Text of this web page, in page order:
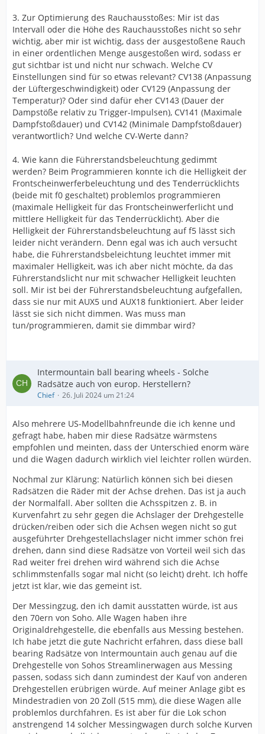
3. Zur Optimierung des Rauchausstoßes: Mir ist das
Intervall oder die Höhe des Rauchausstoßes nicht so sehr
wichtig, aber mir ist wichtig, dass der ausgestoßene Rauch
in einer ordentlichen Menge ausgestoßen wird, sodass er
gut sichtbar ist und nicht nur schwach. Welche CV
Einstellungen sind für so etwas relevant? CV138 (Anpassung
der Lüftergeschwindigkeit) oder CV129 (Anpassung der
Temperatur)? Oder sind dafür eher CV143 (Dauer der
Dampstöße relativ zu Trigger-Impulsen), CV141 (Maximale
Dampfstoßdauer) und CV142 (Minimale Dampfstoßdauer)
verantwortlich? Und welche CV-Werte dann?
4. Wie kann die Führerstandsbeleuchtung gedimmt
werden? Beim Programmieren konnte ich die Helligkeit der
Frontscheinwerferbeleuchtung und des Tenderrücklichts
(beide mit f0 geschaltet) problemlos programmieren
(maximale Helligkeit für das Frontscheinwerferlicht und
mittlere Helligkeit für das Tenderrücklicht). Aber die
Helligkeit der Führerstandsbeleuchtung auf f5 lässt sich
leider nicht verändern. Denn egal was ich auch versucht
habe, die Führerstandsbeleichtung leuchtet immer mit
maximaler Helligkeit, was ich aber nicht möchte, da das
Führerstandslicht nur mit schwacher Helligkeit leuchten
soll. Mir ist bei der Führerstandsbeleuchtung aufgefallen,
dass sie nur mit AUX5 und AUX18 funktioniert. Aber leider
lässt sie sich nicht dimmen. Was muss man
tun/programmieren, damit sie dimmbar wird?
Intermountain ball bearing wheels - Solche
Radsätze auch von europ. Herstellern?
Chief 26. Juli 2024 um 21:24
Also mehrere US-Modellbahnfreunde die ich kenne und
gefragt habe, haben mir diese Radsätze wärmstens
empfohlen und meinten, dass der Unterschied enorm wäre
und die Wagen dadurch wirklich viel leichter rollen würden.
Nochmal zur Klärung: Natürlich können sich bei diesen
Radsätzen die Räder mit der Achse drehen. Das ist ja auch
der Normalfall. Aber sollten die Achsspitzen z. B. in
Kurvenfahrt zu sehr gegen die Achslager der Drehgestelle
drücken/reiben oder sich die Achsen wegen nicht so gut
ausgeführter Drehgestellachslager nicht immer schön frei
drehen, dann sind diese Radsätze von Vorteil weil sich das
Rad weiter frei drehen wird während sich die Achse
schlimmstenfalls sogar mal nicht (so leicht) dreht. Ich hoffe
jetzt ist klar, wie das gemeint ist.
Der Messingzug, den ich damit ausstatten würde, ist aus
den 70ern von Soho. Alle Wagen haben ihre
Originaldrehgestelle, die ebenfalls aus Messing bestehen.
Ich habe jetzt die gute Nachricht erfahren, dass diese ball
bearing Radsätze von Intermountain auch genau auf die
Drehgestelle von Sohos Streamlinerwagen aus Messing
passen, sodass sich dann zumindest der Kauf von anderen
Drehgestellen erübrigen würde. Auf meiner Anlage gibt es
Mindestradien von 20 Zoll (515 mm), die diese Wagen alle
problemlos durchfahren. Es ist aber für die Lok schon
anstrengend 14 solcher Messingwagen durch solche Kurven